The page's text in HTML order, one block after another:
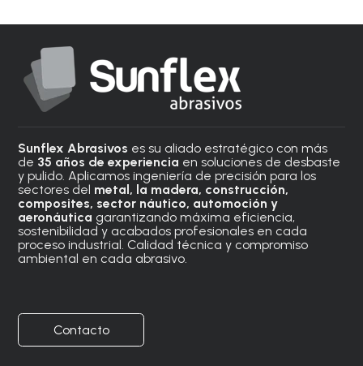
Sunflex Abrasivos es su aliado estratégico con más
de 35 años de experiencia en soluciones de desbaste
y pulido. Aplicamos ingeniería de precisión para los
sectores del metal, la madera, construcción,
composites, sector náutico, automoción y
aeronáutica garantizando máxima eficiencia,
sostenibilidad y acabados profesionales en cada
proceso industrial. Calidad técnica y compromiso
ambiental en cada abrasivo.
Contacto